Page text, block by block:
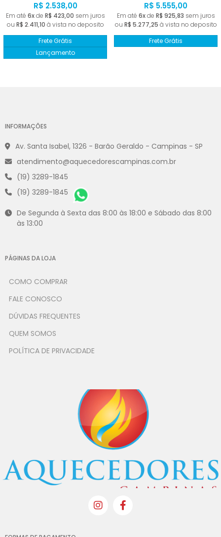
R$ 2.538,00
Em até 6xde R$ 423,00 sem juros
ou R$ 2.411,10 à vista no deposito
Frete Grátis
Lançamento
R$ 5.555,00
Em até 6xde R$ 925,83 sem juros
ou R$ 5.277,25 à vista no deposito
Frete Grátis
INFORMAÇÕES
Av. Santa Isabel, 1326 - Barão Geraldo - Campinas - SP
atendimento@aquecedorescampinas.com.br
(19) 3289-1845
(19) 3289-1845
De Segunda à Sexta das 8:00 às 18:00 e Sábado das 8:00
às 13:00
PÁGINAS DA LOJA
COMO COMPRAR
FALE CONOSCO
DÚVIDAS FREQUENTES
QUEM SOMOS
POLÍTICA DE PRIVACIDADE